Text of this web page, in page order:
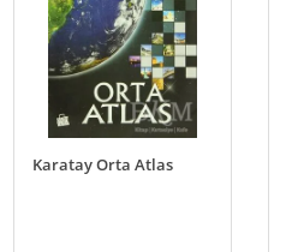
Karatay Orta Atlas